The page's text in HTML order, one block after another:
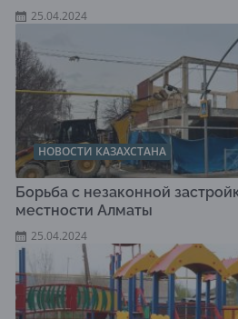
25.04.2024
НОВОСТИ КАЗАХСТАНА
Борьба с незаконной
местности Алматы
25.04.2024